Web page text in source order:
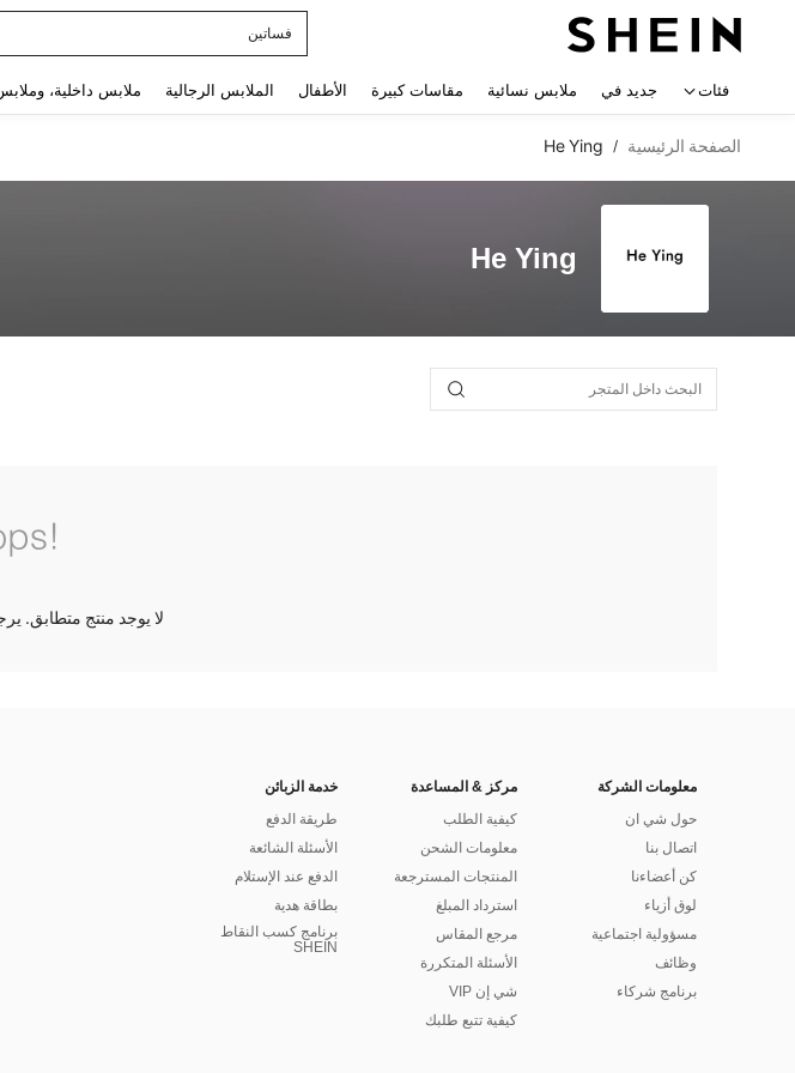
فساتين
فئات جديد في ملابس نسائية مقاسات كبيرة الأطفال الملابس الرجالية ملابس داخلية،
الصفحة الرئيسية /
He Ying
He Ying
لا يوجد منتج متطابق.
معلومات الشركة
حول شي ان
اتصال بنا
كن أعضاءنا
لوق أزياء
مسؤولية اجتماعية
وظائف
برنامج شركاء
مركز & المساعدة
كيفية الطلب
معلومات الشحن
المنتجات المسترجعة
استرداد المبلغ
مرجع المقاس
الأسئلة المتكررة
شي إن VIP
كيفية تتبع طلبك
خدمة الزبائن
طريقة الدفع
الأسئلة الشائعة
الدفع عند الإستلام
بطاقة هدية
برنامج كسب النقاط
SHEIN